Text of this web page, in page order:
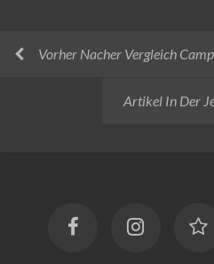
Vorher Nacher Vergleich
Artikel In Der